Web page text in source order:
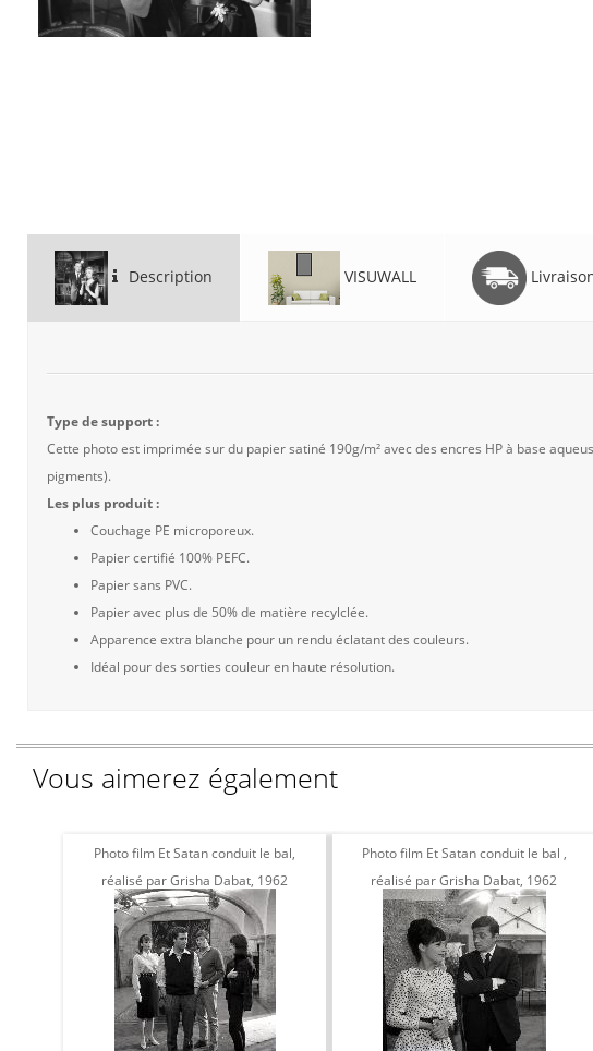
Description VISUWALL
Type de support :
Cette photo est imprimée sur du papier satiné 190g/m² avec des encres HP à base
pigments).
Les plus produit :
Couchage PE microporeux.
Papier certifié 100% PEFC.
Papier sans PVC.
Papier avec plus de 50% de matière recylclée.
Apparence extra blanche pour un rendu éclatant des couleurs.
Idéal pour des sorties couleur en haute résolution.
Vous aimerez également
Photo film Et Satan conduit le bal,
réalisé par Grisha Dabat, 1962
Photo film Et Satan conduit le bal ,
réalisé par Grisha Dabat, 1962